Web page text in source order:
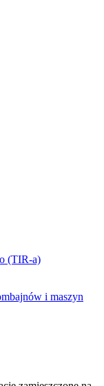
(TIR-a)
i maszyn